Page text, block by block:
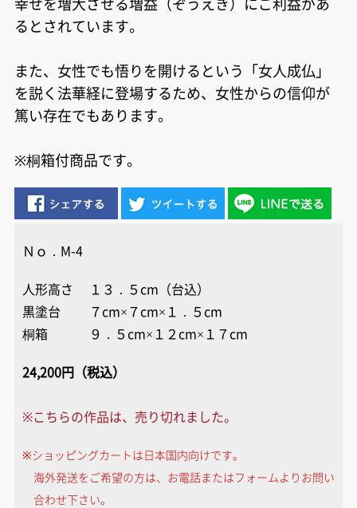
るとされています。
また、女性でも悟りを開けるという「女人成仏」
を説く法華経に登場するため、女性からの信仰が
篤い存在でもあります。
※桐箱付商品です。
Ｎｏ．M-4
人形高さ １３．５cm（台込）
黒塗台 ７cm×７cm×１．５cm
桐箱 ９．５cm×１２cm×１７cm
24,200円（税込）
※こちらの作品は、売り切れました。
※ショッピングカートは日本国内向けです。
海外発送をご希望の方は、お電話またはフォームよりお問い
合わせ下さい。